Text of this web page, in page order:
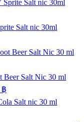
Salt nic 30ml
Salt Nic 30 ml
฿